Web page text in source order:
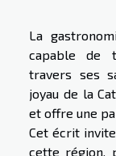
La
capable de
travers ses
joyau de la
et offre une
Cet écrit
cette région,